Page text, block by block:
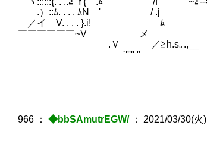
.）::ﾑ. . . . ﾑN
／イ V. . . .
￣￣￣￣￣￣~V
.Ｖ ／≧h.s｡
`''''' " ￣ ｀゛¨ '' ‐-
966 ： ◆bbSAmutrEGW/： 2021/03/30(火